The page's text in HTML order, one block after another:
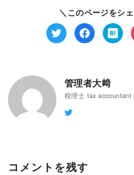
＼このページをシ
管理者大﨑
税理士 tax accountant
コメントを残す